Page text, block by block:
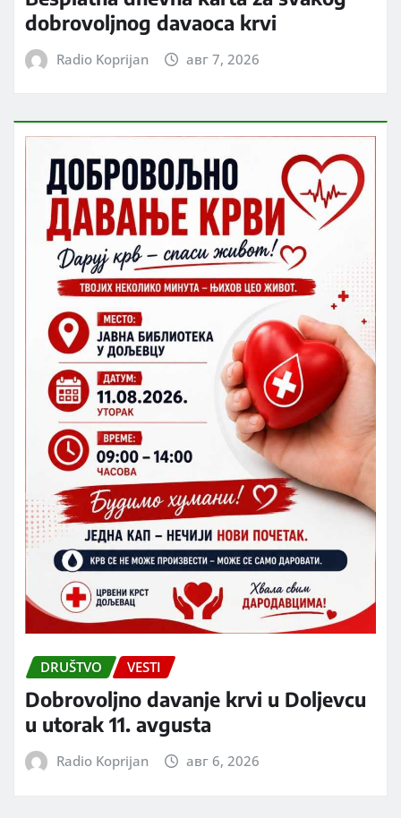
dobrovoljnog davaoca krvi
Radio Koprijan авг 7, 2026
DRUŠTVO VESTI
Dobrovoljno davanje krvi u Doljevcu
u utorak 11. avgusta
Radio Koprijan авг 6, 2026